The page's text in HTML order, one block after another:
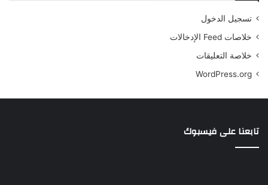
تسجيل الدخول
خلاصات Feed الإدخالات
خلاصة التعليقات
WordPress.org
تابعنا على فيسبوك